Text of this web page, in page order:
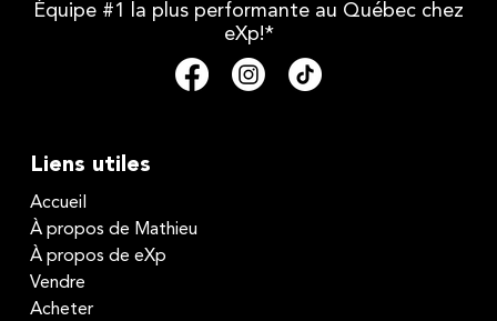
Équipe #1 la plus performante au Québec chez
eXp!*
Liens utiles
Accueil
À propos de Mathieu
À propos de eXp
Vendre
Acheter